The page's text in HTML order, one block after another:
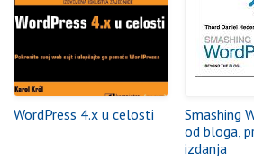
WordPress 4.x u celosti
Smashing
od bloga,
izdanja